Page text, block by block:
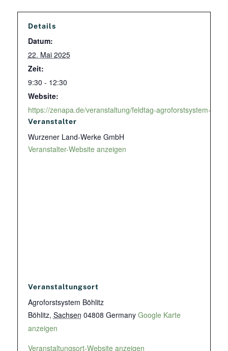
Details
Datum:
22. Mai 2025
Zeit:
9:30 - 12:30
Website:
https://zenapa.de/veranstaltung/feldtag-agroforstsystem-in-
Veranstalter
Wurzener Land-Werke GmbH
Veranstalter-Website anzeigen
Veranstaltungsort
Agroforstsystem Böhlitz
Böhlitz, Sachsen 04808 Germany Google Karte
anzeigen
Veranstaltungsort-Website anzeigen